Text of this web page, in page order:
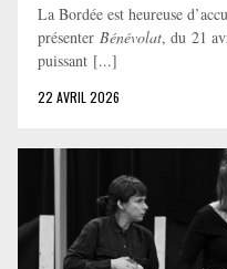
La Bordée est heureuse
présenter Bénévolat, du 21
puissant [...]
22 AVRIL 2026